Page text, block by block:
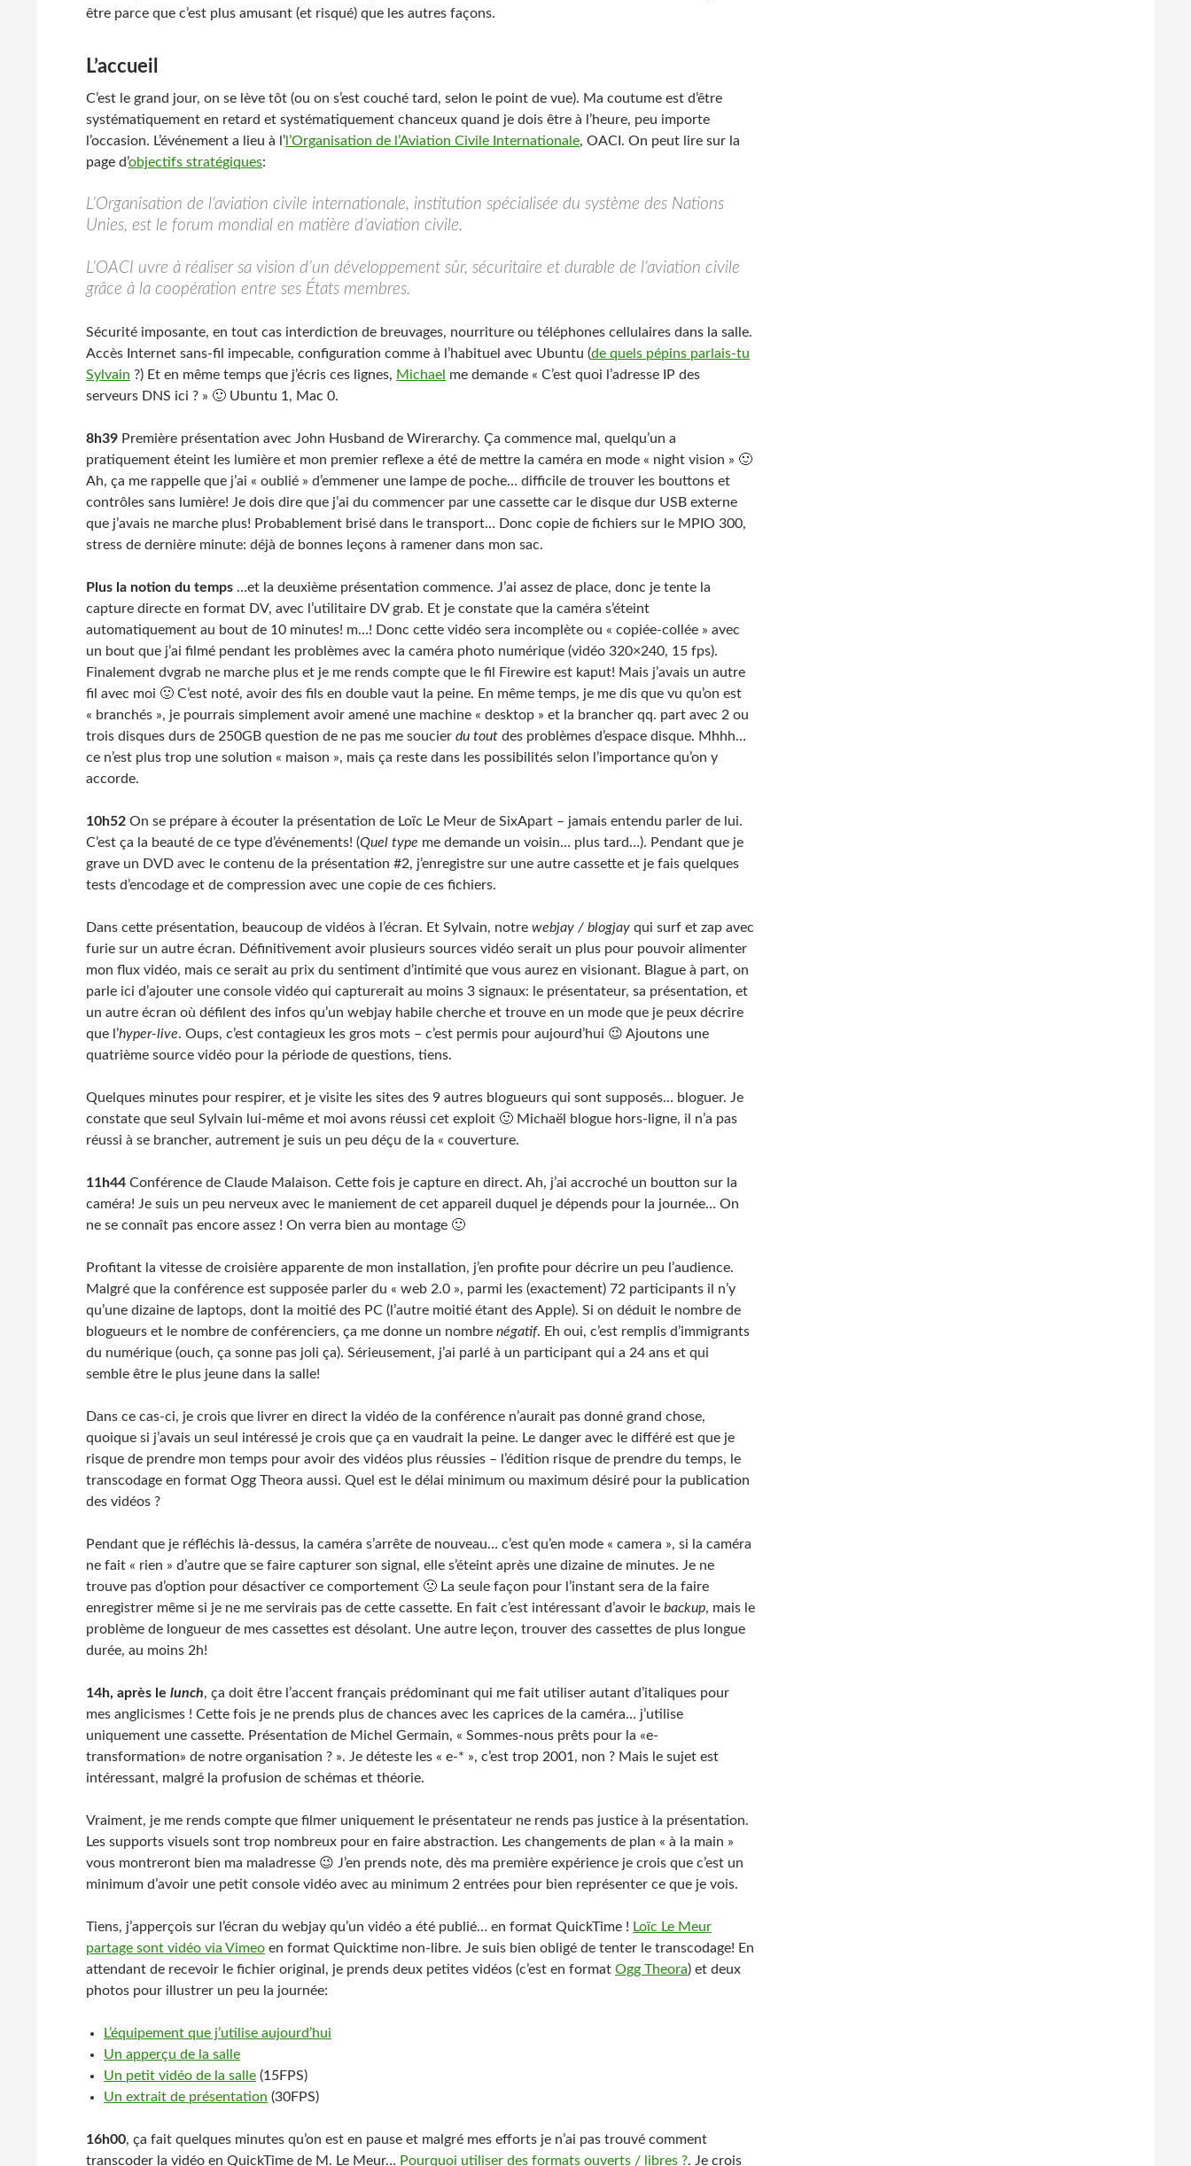
être parce que c’est plus amusant (et risqué) que les autres façons.
L’accueil
C’est le grand jour, on se lève tôt (ou on s’est couché tard, selon le point de vue). Ma coutume est d’être
systématiquement en retard et systématiquement chanceux quand je dois être à l’heure, peu importe
l’occasion. L’événement a lieu à l’ l’Organisation de l’Aviation Civile Internationale, OACI. On peut lire sur la
page d’objectifs stratégiques:
L’Organisation de l’aviation civile internationale, institution spécialisée du système des Nations
Unies, est le forum mondial en matière d’aviation civile.
L’OACI uvre à réaliser sa vision d’un développement sûr, sécuritaire et durable de l’aviation civile
grâce à la coopération entre ses États membres.
Sécurité imposante, en tout cas interdiction de breuvages, nourriture ou téléphones cellulaires dans la salle.
Accès Internet sans-fil impecable, configuration comme à l’habituel avec Ubuntu (de quels pépins parlais-tu
Sylvain ?) Et en même temps que j’écris ces lignes, Michael me demande « C’est quoi l’adresse IP des
serveurs DNS ici ? » 🙂 Ubuntu 1, Mac 0.
8h39 Première présentation avec John Husband de Wirerarchy. Ça commence mal, quelqu’un a
pratiquement éteint les lumière et mon premier reflexe a été de mettre la caméra en mode « night vision » 🙂
Ah, ça me rappelle que j’ai « oublié » d’emmener une lampe de poche… difficile de trouver les bouttons et
contrôles sans lumière! Je dois dire que j’ai du commencer par une cassette car le disque dur USB externe
que j’avais ne marche plus! Probablement brisé dans le transport… Donc copie de fichiers sur le MPIO 300,
stress de dernière minute: déjà de bonnes leçons à ramener dans mon sac.
Plus la notion du temps …et la deuxième présentation commence. J’ai assez de place, donc je tente la
capture directe en format DV, avec l’utilitaire DV grab. Et je constate que la caméra s’éteint
automatiquement au bout de 10 minutes! m…! Donc cette vidéo sera incomplète ou « copiée-collée » avec
un bout que j’ai filmé pendant les problèmes avec la caméra photo numérique (vidéo 320×240, 15 fps).
Finalement dvgrab ne marche plus et je me rends compte que le fil Firewire est kaput! Mais j’avais un autre
fil avec moi 🙂 C’est noté, avoir des fils en double vaut la peine. En même temps, je me dis que vu qu’on est
« branchés », je pourrais simplement avoir amené une machine « desktop » et la brancher qq. part avec 2 ou
trois disques durs de 250GB question de ne pas me soucier du tout des problèmes d’espace disque. Mhhh…
ce n’est plus trop une solution « maison », mais ça reste dans les possibilités selon l’importance qu’on y
accorde.
10h52 On se prépare à écouter la présentation de Loïc Le Meur de SixApart – jamais entendu parler de lui.
C’est ça la beauté de ce type d’événements! (Quel type me demande un voisin… plus tard…). Pendant que je
grave un DVD avec le contenu de la présentation #2, j’enregistre sur une autre cassette et je fais quelques
tests d’encodage et de compression avec une copie de ces fichiers.
Dans cette présentation, beaucoup de vidéos à l’écran. Et Sylvain, notre webjay / blogjay qui surf et zap avec
furie sur un autre écran. Définitivement avoir plusieurs sources vidéo serait un plus pour pouvoir alimenter
mon flux vidéo, mais ce serait au prix du sentiment d’intimité que vous aurez en visionant. Blague à part, on
parle ici d’ajouter une console vidéo qui capturerait au moins 3 signaux: le présentateur, sa présentation, et
un autre écran où défilent des infos qu’un webjay habile cherche et trouve en un mode que je peux décrire
que l’hyper-live. Oups, c’est contagieux les gros mots – c’est permis pour aujourd’hui 😉 Ajoutons une
quatrième source vidéo pour la période de questions, tiens.
Quelques minutes pour respirer, et je visite les sites des 9 autres blogueurs qui sont supposés… bloguer. Je
constate que seul Sylvain lui-même et moi avons réussi cet exploit 🙂 Michaël blogue hors-ligne, il n’a pas
réussi à se brancher, autrement je suis un peu déçu de la « couverture.
11h44 Conférence de Claude Malaison. Cette fois je capture en direct. Ah, j’ai accroché un boutton sur la
caméra! Je suis un peu nerveux avec le maniement de cet appareil duquel je dépends pour la journée… On
ne se connaît pas encore assez ! On verra bien au montage 🙂
Profitant la vitesse de croisière apparente de mon installation, j’en profite pour décrire un peu l’audience.
Malgré que la conférence est supposée parler du « web 2.0 », parmi les (exactement) 72 participants il n’y
qu’une dizaine de laptops, dont la moitié des PC (l’autre moitié étant des Apple). Si on déduit le nombre de
blogueurs et le nombre de conférenciers, ça me donne un nombre négatif. Eh oui, c’est remplis d’immigrants
du numérique (ouch, ça sonne pas joli ça). Sérieusement, j’ai parlé à un participant qui a 24 ans et qui
semble être le plus jeune dans la salle!
Dans ce cas-ci, je crois que livrer en direct la vidéo de la conférence n’aurait pas donné grand chose,
quoique si j’avais un seul intéressé je crois que ça en vaudrait la peine. Le danger avec le différé est que je
risque de prendre mon temps pour avoir des vidéos plus réussies – l’édition risque de prendre du temps, le
transcodage en format Ogg Theora aussi. Quel est le délai minimum ou maximum désiré pour la publication
des vidéos ?
Pendant que je réfléchis là-dessus, la caméra s’arrête de nouveau… c’est qu’en mode « camera », si la caméra
ne fait « rien » d’autre que se faire capturer son signal, elle s’éteint après une dizaine de minutes. Je ne
trouve pas d’option pour désactiver ce comportement 🙁 La seule façon pour l’instant sera de la faire
enregistrer même si je ne me servirais pas de cette cassette. En fait c’est intéressant d’avoir le backup, mais le
problème de longueur de mes cassettes est désolant. Une autre leçon, trouver des cassettes de plus longue
durée, au moins 2h!
14h, après le lunch, ça doit être l’accent français prédominant qui me fait utiliser autant d’italiques pour
mes anglicismes ! Cette fois je ne prends plus de chances avec les caprices de la caméra… j’utilise
uniquement une cassette. Présentation de Michel Germain, « Sommes-nous prêts pour la «e-
transformation» de notre organisation ? ». Je déteste les « e-* », c’est trop 2001, non ? Mais le sujet est
intéressant, malgré la profusion de schémas et théorie.
Vraiment, je me rends compte que filmer uniquement le présentateur ne rends pas justice à la présentation.
Les supports visuels sont trop nombreux pour en faire abstraction. Les changements de plan « à la main »
vous montreront bien ma maladresse 😉 J’en prends note, dès ma première expérience je crois que c’est un
minimum d’avoir une petit console vidéo avec au minimum 2 entrées pour bien représenter ce que je vois.
Tiens, j’apperçois sur l’écran du webjay qu’un vidéo a été publié… en format QuickTime ! Loïc Le Meur
partage sont vidéo via Vimeo en format Quicktime non-libre. Je suis bien obligé de tenter le transcodage! En
attendant de recevoir le fichier original, je prends deux petites vidéos (c’est en format Ogg Theora) et deux
photos pour illustrer un peu la journée:
L’équipement que j’utilise aujourd’hui
Un apperçu de la salle
Un petit vidéo de la salle (15FPS)
Un extrait de présentation (30FPS)
16h00, ça fait quelques minutes qu’on est en pause et malgré mes efforts je n’ai pas trouvé comment
transcoder la vidéo en QuickTime de M. Le Meur… Pourquoi utiliser des formats ouverts / libres ?. Je crois